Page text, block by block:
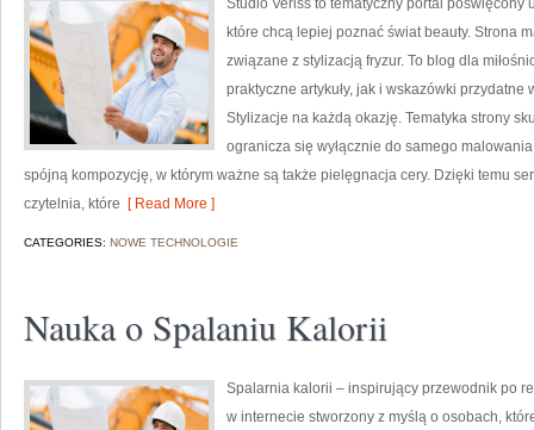
Studio Veriss to tematyczny portal poświęcony
które chcą lepiej poznać świat beauty. Strona
związane z stylizacją fryzur. To blog dla
praktyczne artykuły, jak i wskazówki
Stylizacje na każdą okazję. Tematyka strony
ogranicza się wyłącznie do samego
spójną kompozycję, w którym ważne są także pielęgnacja cery. Dzięki temu
czytelnia, które [ Read More ]
CATEGORIES: NOWE TECHNOLOGIE
Nauka o Spalaniu Kalorii
Spalarnia kalorii – inspirujący przewodnik po
w internecie stworzony z myślą o osobach,